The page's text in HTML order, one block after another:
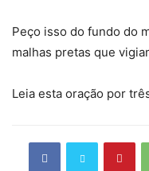
Peço isso do fundo do
malhas pretas que
Leia esta oração por